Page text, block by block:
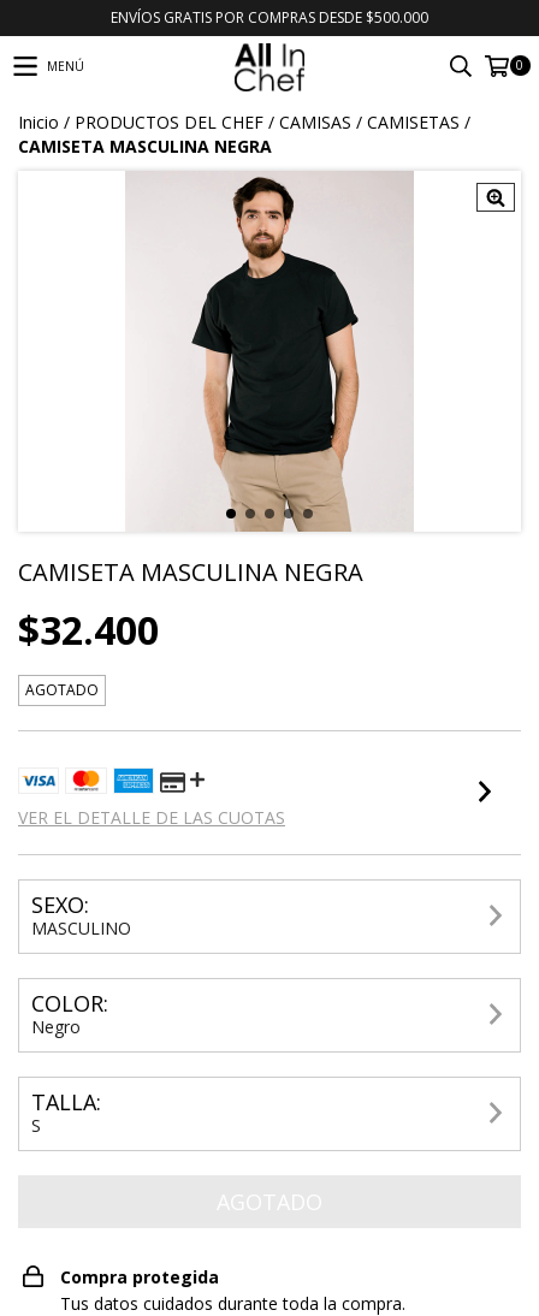
ENVÍOS GRATIS POR COMPRAS DESDE $500.000
MENÚ 0
Inicio / PRODUCTOS DEL CHEF / CAMISAS / CAMISETAS /
CAMISETA MASCULINA NEGRA
CAMISETA MASCULINA NEGRA
$32.400
AGOTADO
VER EL DETALLE DE LAS CUOTAS
SEXO:
MASCULINO
COLOR:
Negro
TALLA:
S
Compra protegida
Tus datos cuidados durante toda la compra.